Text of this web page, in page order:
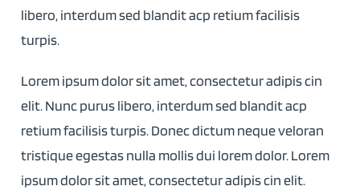
libero, interdum sed blandit acp retium facilisis
turpis.
Lorem ipsum dolor sit amet, consectetur adipis cin
elit. Nunc purus libero, interdum sed blandit acp
retium facilisis turpis. Donec dictum neque veloran
tristique egestas nulla mollis dui lorem dolor. Lorem
ipsum dolor sit amet, consectetur adipis cin elit.